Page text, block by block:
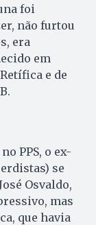
foi
não furtou
era
em
e de
PPS, o ex-
se
Osvaldo,
mas
que havia